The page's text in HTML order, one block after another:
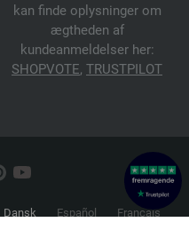
kan finde oplysninger om
ægtheden af
kundeanmeldelser her:
SHOPVOTE, TRUSTPILOT
Dansk Español
Français